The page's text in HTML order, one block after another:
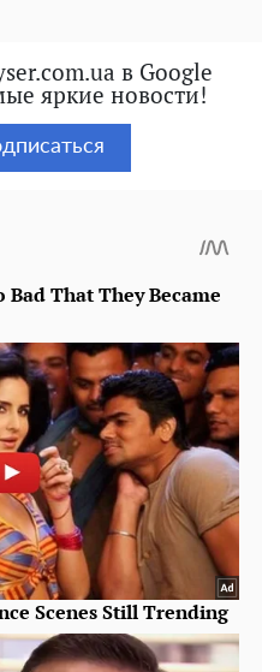
в Google
яркие новости!